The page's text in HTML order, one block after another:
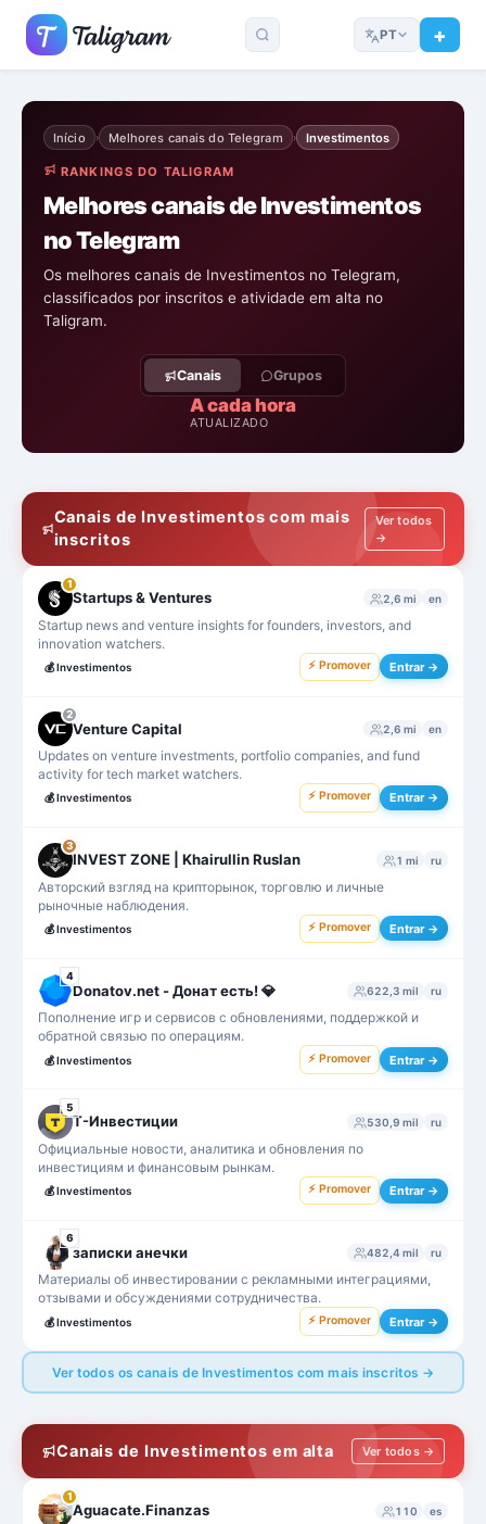
PT
Início › Melhores canais do Telegram › Investimentos
RANKINGS DO TALIGRAM
Melhores canais de Investimentos
no Telegram
Os melhores canais de Investimentos no Telegram,
classificados por inscritos e atividade em alta no
Taligram.
Canais Grupos
A cada hora
ATUALIZADO
Canais de Investimentos com mais
inscritos
Ver todos
→
1
Startups & Ventures 2,6 mi en
Startup news and venture insights for founders, investors, and
innovation watchers.
💰Investimentos ⚡ Promover Entrar →
2
Venture Capital 2,6 mi en
Updates on venture investments, portfolio companies, and fund
activity for tech market watchers.
💰Investimentos ⚡ Promover Entrar →
3
INVEST ZONE | Khairullin Ruslan 1 mi ru
Авторский взгляд на крипторынок, торговлю и личные
рыночные наблюдения.
💰Investimentos ⚡ Promover Entrar →
4
Donatov.net - Донат есть! 💎 622,3 mil ru
Пополнение игр и сервисов с обновлениями, поддержкой и
обратной связью по операциям.
💰Investimentos ⚡ Promover Entrar →
5
Т-Инвестиции 530,9 mil ru
Официальные новости, аналитика и обновления по
инвестициям и финансовым рынкам.
💰Investimentos ⚡ Promover Entrar →
6
записки анечки 482,4 mil ru
Материалы об инвестировании с рекламными интеграциями,
отзывами и обсуждениями сотрудничества.
💰Investimentos ⚡ Promover Entrar →
Ver todos os canais de Investimentos com mais inscritos →
Canais de Investimentos em alta Ver todos →
1
Aguacate.Finanzas 110 es